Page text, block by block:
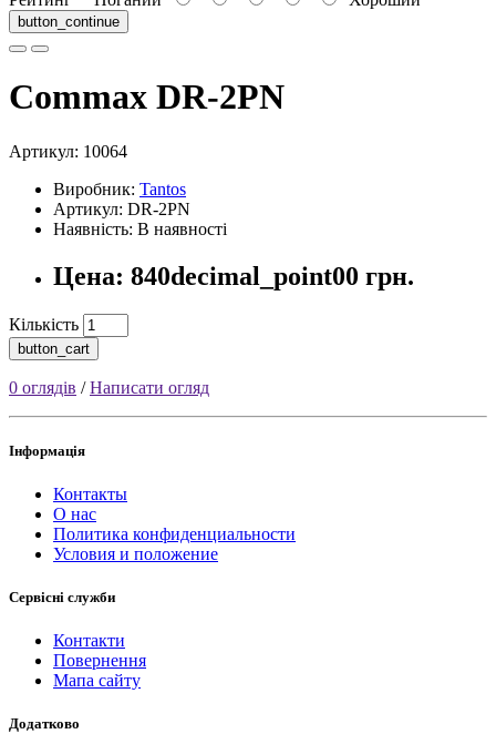
button_continue
Commax DR-2PN
Артикул: 10064
Виробник: Tantos
Артикул: DR-2PN
Наявність: В наявності
Цена: 840decimal_point00 грн.
Кількість
button_cart
0 оглядів /Написати огляд
Інформація
Контакты
О нас
Политика конфиденциальности
Условия и положение
Сервісні служби
Контакти
Повернення
Мапа сайту
Додатково